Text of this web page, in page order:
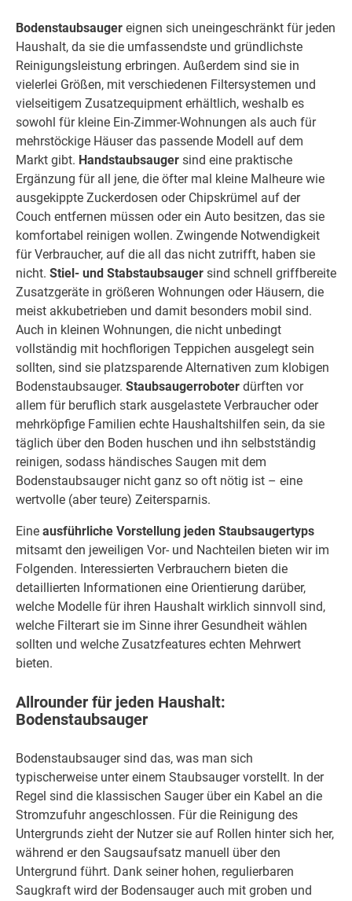
Bodenstaubsauger eignen sich uneingeschränkt für jeden
Haushalt, da sie die umfassendste und gründlichste
Reinigungsleistung erbringen. Außerdem sind sie in
vielerlei Größen, mit verschiedenen Filtersystemen und
vielseitigem Zusatzequipment erhältlich, weshalb es
sowohl für kleine Ein-Zimmer-Wohnungen als auch für
mehrstöckige Häuser das passende Modell auf dem
Markt gibt. Handstaubsauger sind eine praktische
Ergänzung für all jene, die öfter mal kleine Malheure wie
ausgekippte Zuckerdosen oder Chipskrümel auf der
Couch entfernen müssen oder ein Auto besitzen, das sie
komfortabel reinigen wollen. Zwingende Notwendigkeit
für Verbraucher, auf die all das nicht zutrifft, haben sie
nicht. Stiel- und Stabstaubsauger sind schnell griffbereite
Zusatzgeräte in größeren Wohnungen oder Häusern, die
meist akkubetrieben und damit besonders mobil sind.
Auch in kleinen Wohnungen, die nicht unbedingt
vollständig mit hochflorigen Teppichen ausgelegt sein
sollten, sind sie platzsparende Alternativen zum klobigen
Bodenstaubsauger. Staubsaugerroboter dürften vor
allem für beruflich stark ausgelastete Verbraucher oder
mehrköpfige Familien echte Haushaltshilfen sein, da sie
täglich über den Boden huschen und ihn selbstständig
reinigen, sodass händisches Saugen mit dem
Bodenstaubsauger nicht ganz so oft nötig ist – eine
wertvolle (aber teure) Zeitersparnis.
Eine ausführliche Vorstellung jeden Staubsaugertyps
mitsamt den jeweiligen Vor- und Nachteilen bieten wir im
Folgenden. Interessierten Verbrauchern bieten die
detaillierten Informationen eine Orientierung darüber,
welche Modelle für ihren Haushalt wirklich sinnvoll sind,
welche Filterart sie im Sinne ihrer Gesundheit wählen
sollten und welche Zusatzfeatures echten Mehrwert
bieten.
Allrounder für jeden Haushalt:
Bodenstaubsauger
Bodenstaubsauger sind das, was man sich
typischerweise unter einem Staubsauger vorstellt. In der
Regel sind die klassischen Sauger über ein Kabel an die
Stromzufuhr angeschlossen. Für die Reinigung des
Untergrunds zieht der Nutzer sie auf Rollen hinter sich her,
während er den Saugsaufsatz manuell über den
Untergrund führt. Dank seiner hohen, regulierbaren
Saugkraft wird der Bodensauger auch mit groben und